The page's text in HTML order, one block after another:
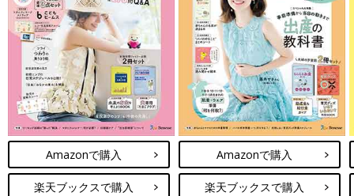
Amazonで購入
楽天ブックスで購入
Amazonで購入
楽天ブックスで購入